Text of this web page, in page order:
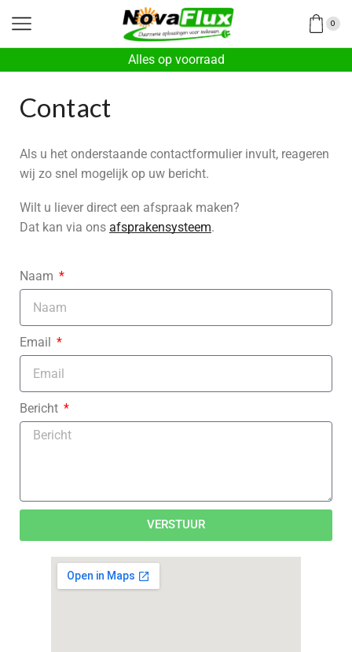
0
Alles op voorraad
Contact
Als u het onderstaande contactformulier invult, reageren
wij zo snel mogelijk op uw bericht.
Wilt u liever direct een afspraak maken?
Dat kan via ons afsprakensysteem.
Naam
Email
Bericht
VERSTUUR